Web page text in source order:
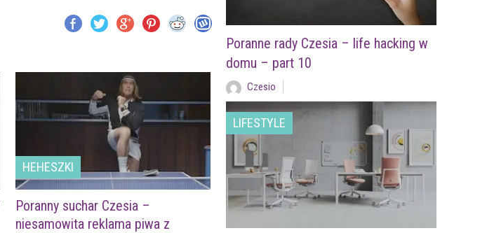
HEHESZKI
Poranny suchar Czesia –
niesamowita reklama piwa z
Poranne rady Czesia – life hacking w
domu – part 10
Czesio
LIFESTYLE